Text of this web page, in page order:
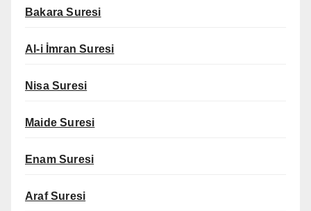
Bakara Suresi
Al-i İmran Suresi
Nisa Suresi
Maide Suresi
Enam Suresi
Araf Suresi